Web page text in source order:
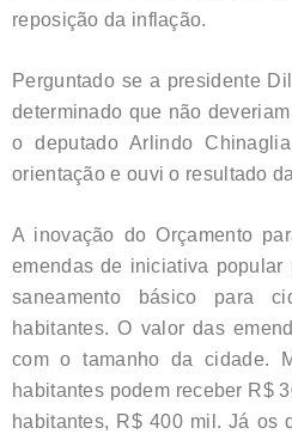
reposição da inflação.
Perguntado se a presidente
determinado que não
o deputado Arlindo
orientação e ouvi o resultado
A inovação do Orçamento
emendas de iniciativa
saneamento básico para
habitantes. O valor das
com o tamanho da cidade.
habitantes podem receber R$
habitantes, R$ 400 mil. Já os